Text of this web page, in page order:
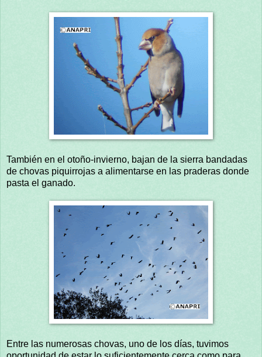
También en el otoño-invierno, bajan de la sierra bandadas
de chovas piquirrojas a alimentarse en las praderas donde
pasta el ganado.
Entre las numerosas chovas, uno de los días, tuvimos